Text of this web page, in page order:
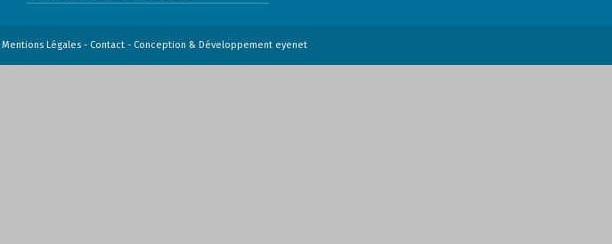
Mentions Légales- Contact- Conception & Développement eyenet